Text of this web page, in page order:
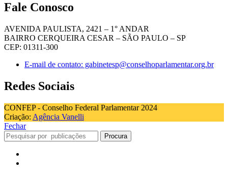
Fale Conosco
AVENIDA PAULISTA, 2421 – 1° ANDAR
BAIRRO CERQUEIRA CESAR – SÃO PAULO – SP
CEP: 01311-300
E-mail de contato: gabinetesp@conselhoparlamentar.org.br
Redes Sociais
CONFEP - Conselho Federal Parlamentar 2024
Criação: Agência Vanelli
Fechar
Procura